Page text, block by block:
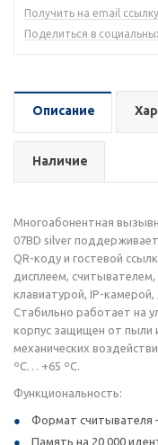
Получить на email
Поделиться в
Описание
Наличие
Многоабонентная
07BD silver
QR-коду и гостевой
дисплеем,
клавиатурой, IP-
Стабильно работает на
корпус защищен от пыли
механических
ºС… +65 ºС.
Функциональность:
Формат считывателя
Память на 20 000